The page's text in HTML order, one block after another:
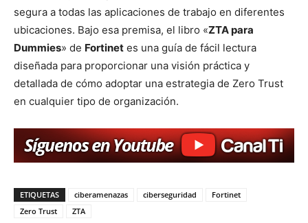
segura a todas las aplicaciones de trabajo en diferentes
ubicaciones. Bajo esa premisa, el libro «ZTA para
Dummies» de Fortinet es una guía de fácil lectura
diseñada para proporcionar una visión práctica y
detallada de cómo adoptar una estrategia de Zero Trust
en cualquier tipo de organización.
ETIQUETAS ciberamenazas ciberseguridad
Fortinet
Zero Trust
ZTA